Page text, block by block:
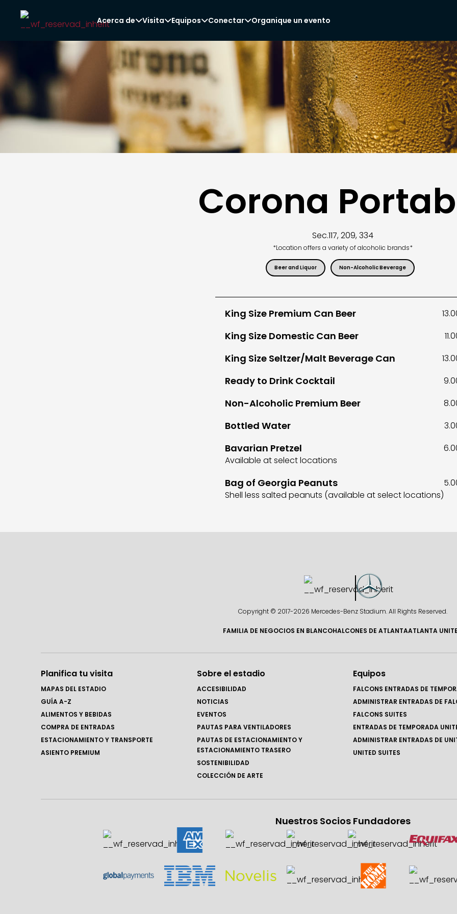
Acerca deVisitaEquiposConectarOrganique un evento
Corona
Sec.117, 209, 334
*Location offers a variety of alcoholic brands*
Beer and Liquor Non-Alcoholic Beverage
King Size Premium Can Beer
King Size Domestic Can Beer
King Size Seltzer/Malt Beverage Can
Ready to Drink Cocktail
Non-Alcoholic Premium Beer
Bottled Water
Bavarian Pretzel
Available at select locations
Bag of Georgia Peanuts
Shell less salted peanuts (available at select locations)
Copyright © 2017-2026 Mercedes-Benz Stadium. All Rights Reserved.
FAMILIA DE NEGOCIOS EN BLANCOHALCONES DE ATLANTAATLANTA
Planifica tu visita
MAPAS DEL ESTADIO
GUÍA A-Z
ALIMENTOS Y BEBIDAS
COMPRA DE ENTRADAS
ESTACIONAMIENTO Y TRANSPORTE
ASIENTO PREMIUM
Sobre el estadio
ACCESIBILIDAD
NOTICIAS
EVENTOS
PAUTAS PARA VENTILADORES
PAUTAS DE ESTACIONAMIENTO Y
ESTACIONAMIENTO TRASERO
SOSTENIBILIDAD
COLECCIÓN DE ARTE
Equipos
FALCONS ENTRADAS DE
ADMINISTRAR ENTRADAS DE
FALCONS SUITES
ENTRADAS DE TEMPORADA
ADMINISTRAR ENTRADAS DE
UNITED SUITES
Nuestros Socios Fundadores